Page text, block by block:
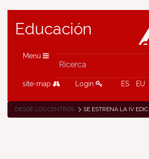
Educación
Menù
site-map Login ES EU
DESDE LOS CENTROS SE ESTRENA LA IV EDICICIÓN DEL ‘XI ES MÚSICA - HAMAIKA MUSIKA’ DEL CONSERVATORIO SUPERIOR